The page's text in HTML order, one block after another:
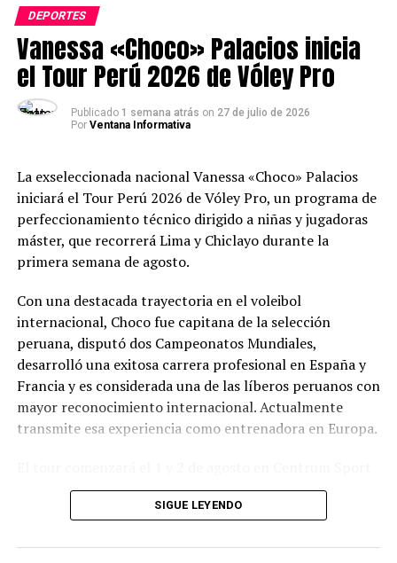
DEPORTES
Vanessa «Choco» Palacios inicia
el Tour Perú 2026 de Vóley Pro
Publicado 1 semana atrás on 27 de julio de 2026
Por Ventana Informativa
La exseleccionada nacional Vanessa «Choco» Palacios
iniciará el Tour Perú 2026 de Vóley Pro, un programa de
perfeccionamiento técnico dirigido a niñas y jugadoras
máster, que recorrerá Lima y Chiclayo durante la
primera semana de agosto.
Con una destacada trayectoria en el voleibol
internacional, Choco fue capitana de la selección
peruana, disputó dos Campeonatos Mundiales,
desarrolló una exitosa carrera profesional en España y
Francia y es considerada una de las líberos peruanos con
mayor reconocimiento internacional. Actualmente
transmite esa experiencia como entrenadora en Europa.
(Barranco) con la participación de la exseleccionada
nacional Daniela Uribe, y continuará del 4 al 6 de agosto
Ceibos, donde la invitada especial será la exseleccionada
SIGUE LEYENDO